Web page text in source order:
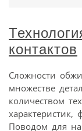
контактов
Сложности
множестве
количеством
Поводом для